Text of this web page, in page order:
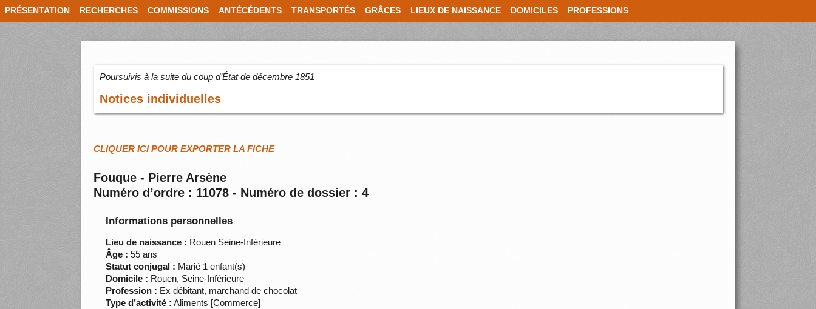
PRÉSENTATION RECHERCHES COMMISSIONS ANTÉCÉDENTS TRANSPORTÉS GRÂCES LIEUX DE NAISSANCE DOMICILES PROFESSIONS
Poursuivis à la suite du coup d’État de décembre 1851
Notices individuelles
CLIQUER ICI POUR EXPORTER LA FICHE
Fouque - Pierre Arsène
Numéro d’ordre : 11078 - Numéro de dossier : 4
Informations personnelles
Lieu de naissance : Rouen Seine-Inférieure
Âge : 55 ans
Statut conjugal : Marié 1 enfant(s)
Domicile : Rouen, Seine-Inférieure
Profession : Ex débitant, marchand de chocolat
Type d’activité : Aliments [Commerce]